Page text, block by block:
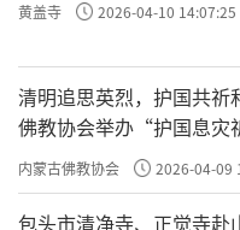
黄盖寺 2026-04-10 14:07:25
清明追思英烈，护国共
佛教协会举办“护国息灾
主义电影观影活动”
内蒙古佛教协会 2026-04-09
包头市清净寺、正觉寺赴